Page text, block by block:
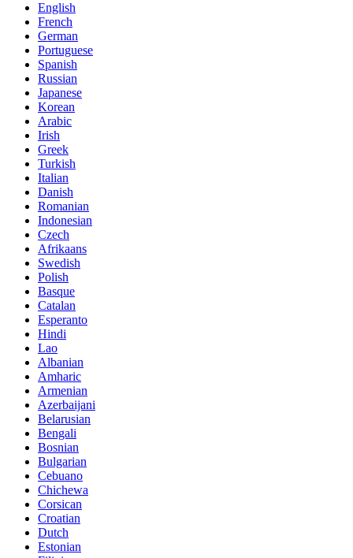
English
French
German
Portuguese
Spanish
Russian
Japanese
Korean
Arabic
Irish
Greek
Turkish
Italian
Danish
Romanian
Indonesian
Czech
Afrikaans
Swedish
Polish
Basque
Catalan
Esperanto
Hindi
Lao
Albanian
Amharic
Armenian
Azerbaijani
Belarusian
Bengali
Bosnian
Bulgarian
Cebuano
Chichewa
Corsican
Croatian
Dutch
Estonian